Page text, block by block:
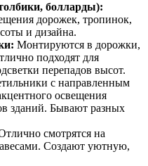
болларды):
дорожек, тропинок,
и дизайна.
Монтируются в дорожки,
подходят для
перепадов высот.
с направленным
освещения
зданий. Бывают разных
смотрятся на
Создают уютную,